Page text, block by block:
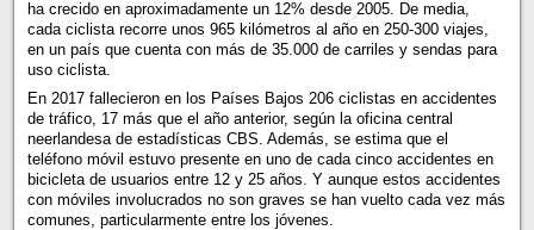
ha crecido en aproximadamente un 12% desde 2005. De media,
cada ciclista recorre unos 965 kilómetros al año en 250-300 viajes,
en un país que cuenta con más de 35.000 de carriles y sendas para
uso ciclista.
En 2017 fallecieron en los Países Bajos 206 ciclistas en accidentes
de tráfico, 17 más que el año anterior, según la oficina central
neerlandesa de estadísticas CBS. Además, se estima que el
teléfono móvil estuvo presente en uno de cada cinco accidentes en
bicicleta de usuarios entre 12 y 25 años. Y aunque estos accidentes
con móviles involucrados no son graves se han vuelto cada vez más
comunes, particularmente entre los jóvenes.